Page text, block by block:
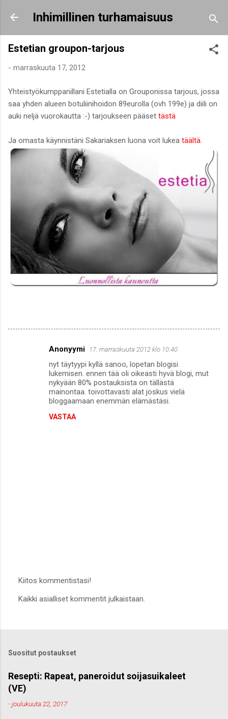
Siirry pääsisältöön
Inhimillinen turhamaisuus
Estetian groupon-tarjous
- marraskuuta 17, 2012
Yhteistyökumppanillani Estetialla on Grouponissa tarjous, jossa
saa yhden alueen botuliinihoidon 89eurolla (ovh 199e) ja diili on
auki neljä vuorokautta :-) tarjoukseen pääset tästä
Ja omasta käynnistäni Sakariaksen luona voit lukea täältä
Anonyymi 17. marraskuuta 2012 klo 10.40
nyt täytyypi kyllä sanoo, lopetan blogisi
lukemisen. ennen tää oli oikeasti hyvä blogi, mut
nykyään 80% postauksista on tällästä
mainontaa. toivottavasti alat joskus vielä
bloggaamaan enemmän elämästäsi.
VASTAA
ä
o
m
e
n
t
Kiitos kommentistasi!
Kaikki asialliset kommentit julkaistaan.
Suositut postaukset
Resepti: Rapeat, paneroidut soijasuikaleet
(VE)
-joulukuuta 22, 2017